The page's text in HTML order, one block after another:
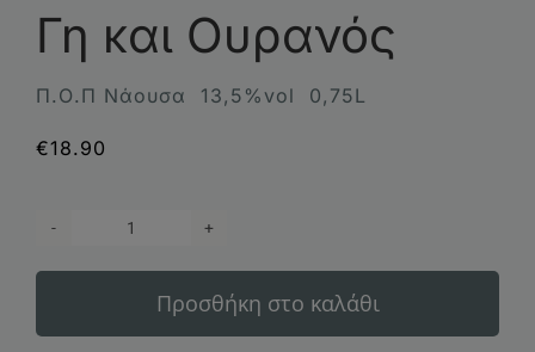
Γη και Ουρανός
Π.Ο.Π Νάουσα 13,5%vol 0,75L
€18.90
Απόστολος
Θυμιόπουλος
Ξινόμαυρο
Προσθήκη στο καλάθι